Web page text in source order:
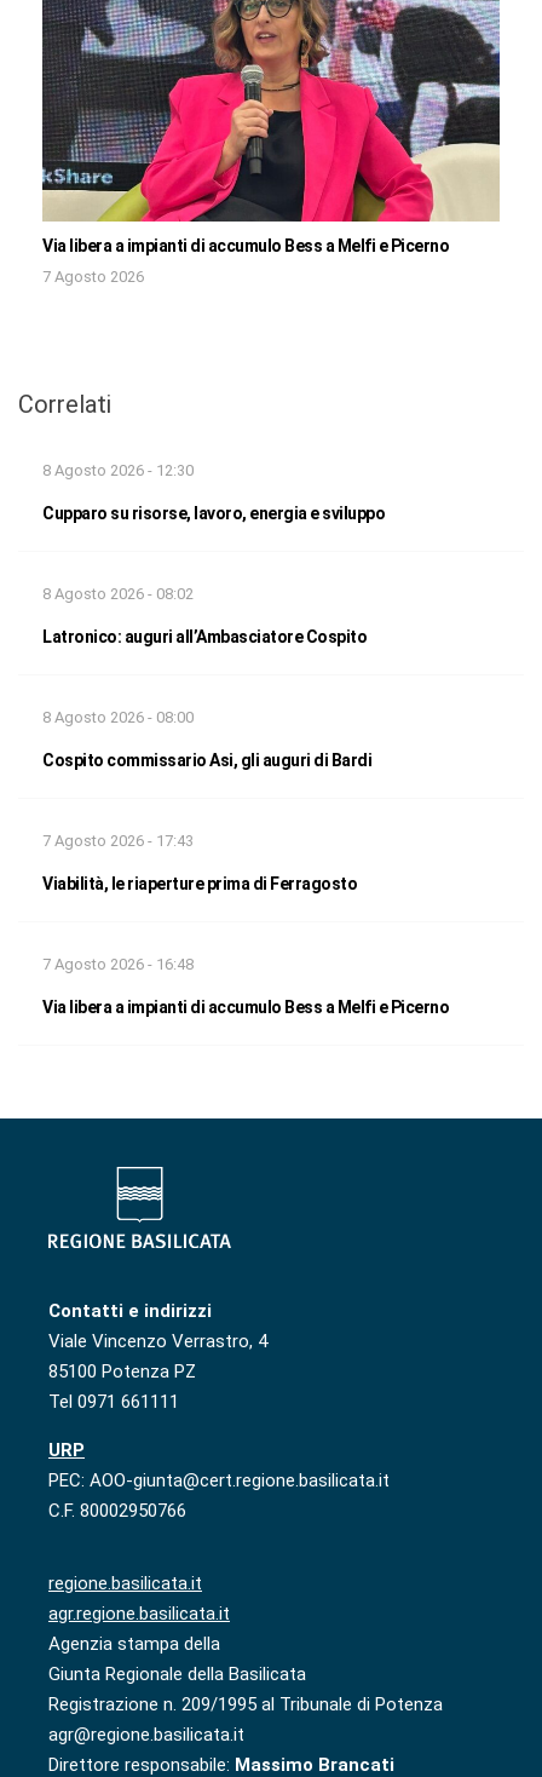
Via libera a impianti di accumulo Bess a Melfi e Picerno
7 Agosto 2026
Correlati
8 Agosto 2026 - 12:30
Cupparo su risorse, lavoro, energia e sviluppo
8 Agosto 2026 - 08:02
Latronico: auguri all’Ambasciatore Cospito
8 Agosto 2026 - 08:00
Cospito commissario Asi, gli auguri di Bardi
7 Agosto 2026 - 17:43
Viabilità, le riaperture prima di Ferragosto
7 Agosto 2026 - 16:48
Via libera a impianti di accumulo Bess a Melfi e Picerno
Contatti e indirizzi
Viale Vincenzo Verrastro, 4
85100 Potenza PZ
Tel 0971 661111
URP
PEC: AOO-giunta@cert.regione.basilicata.it
C.F. 80002950766
regione.basilicata.it
agr.regione.basilicata.it
Agenzia stampa della
Giunta Regionale della Basilicata
Registrazione n. 209/1995 al Tribunale di Potenza
agr@regione.basilicata.it
Direttore responsabile: Massimo Brancati